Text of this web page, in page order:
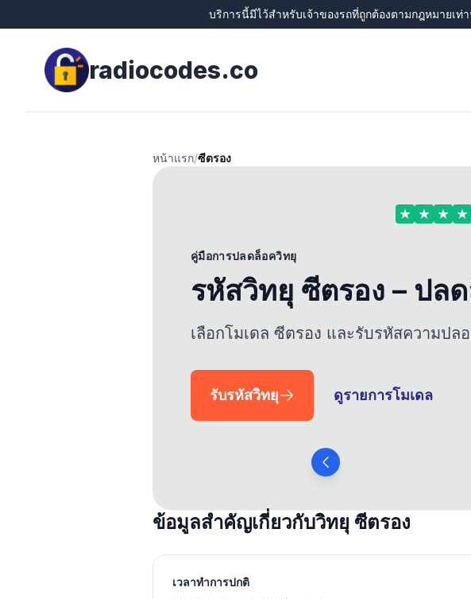
บริการนี้มีไว้สำหรับเจ้าของรถที่ถูกต้องตามกฎหมายเ
radiocodes.co
หน้าแรก/ซีตรอง
คู่มือการปลดล็อควิทยุ
รหัสวิทยุ ซีตรอง – ปล
เลือกโมเดล ซีตรอง และรับรหัสความป
รับรหัสวิทยุ ดูรายการโมเดล
ข้อมูลสำคัญเกี่ยวกับวิทยุ ซีตรอง
เวลาทำการปกติ